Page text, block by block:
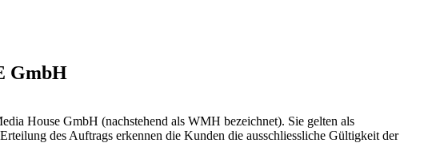
GmbH
House GmbH (nachstehend als WMH bezeichnet). Sie gelten als
des Auftrags erkennen die Kunden die ausschliessliche Gültigkeit der